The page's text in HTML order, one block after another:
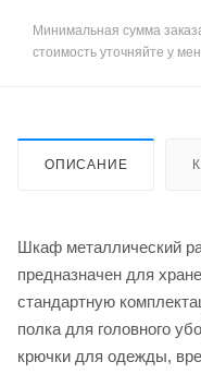
Минимальная сумма
стоимость уточняйте у
ОПИСАНИЕ
Шкаф металлический
предназначен для
стандартную
полка для головного
крючки для одежды,